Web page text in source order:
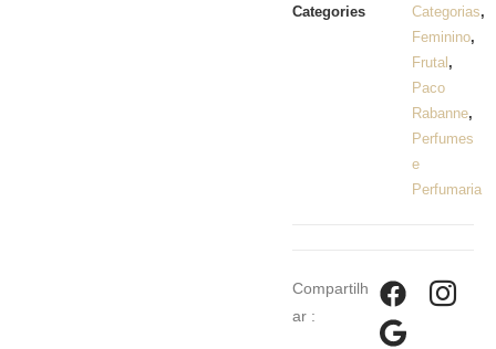
Categories Categorias,
Feminino,
Frutal ,
Paco
Rabanne,
Perfumes
e
Perfumaria
Compartilh
ar :